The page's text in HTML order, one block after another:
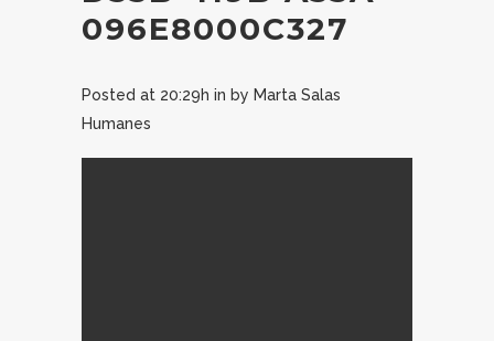
096E8000C327
Posted at 20:29h in by Marta Salas
Humanes